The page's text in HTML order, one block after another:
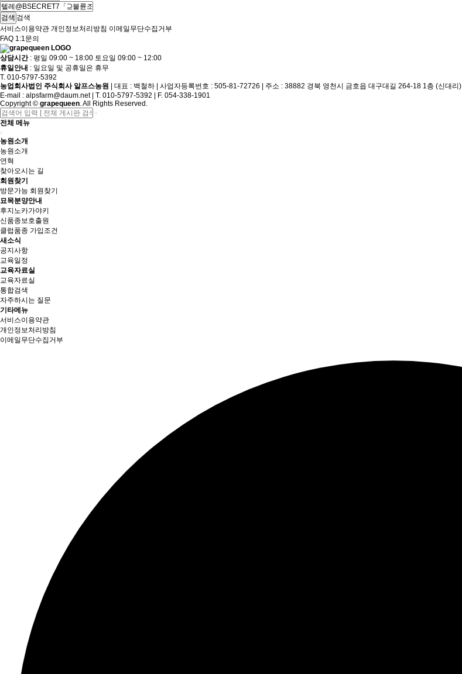
검색
서비스이용약관 개인정보처리방침 이메일무단수집거부
FAQ 1:1문의
상담시간: 평일 09:00 ~ 18:00 토요일 09:00 ~ 12:00
휴일안내 : 일요일 및 공휴일은 휴무
T. 010-5797-5392
농업회사법인 주식회사 알프스농원
대표 : 백철하 사업자등록번호 : 505-81-72726
주소 : 38882 경북 영천시 금호읍 대구대길 264-18 1층 (신대리)
E-mail : alpsfarm@daum.net T. 010-5797-5392
F. 054-338-1901
Copyright© grapequeen. All Rights Reserved.
전체 메뉴
농원소개
농원소개
연혁
찾아오시는 길
회원찾기
방문가능 회원찾기
묘목분양안내
후지노카가야키
신품종보호출원
클럽품종 가입조건
새소식
공지사항
교육일정
교육자료실
교육자료실
통합검색
자주하시는 질문
기타메뉴
서비스이용약관
개인정보처리방침
이메일무단수집거부